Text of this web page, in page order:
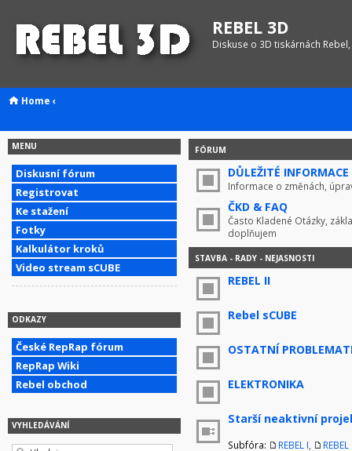
REBEL 3D
Diskuse o 3D tiskárnách
Home ‹
MENU
Diskusní fórum
Registrovat
Ke stažení
Fotky
Kalkulátor kroků
Video stream sCUBE
ODKAZY
České RepRap fórum
RepRap Wiki
Rebel obchod
VYHLEDÁVÁNÍ
FÓRUM
DŮLEŽITÉ INFORMACE
Informace o změnách,
ČKD & FAQ
Často Kladené Otázky,
doplňujem
STAVBA - RADY - NEJASNOSTI
REBEL II
Rebel sCUBE
OSTATNÍ
ELEKTRONIKA
Starší neaktivní
Subfóra: REBEL I REBEL